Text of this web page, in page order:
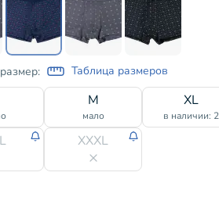
Таблица размеров
M
мало
XL
в наличии: 2
XXXL